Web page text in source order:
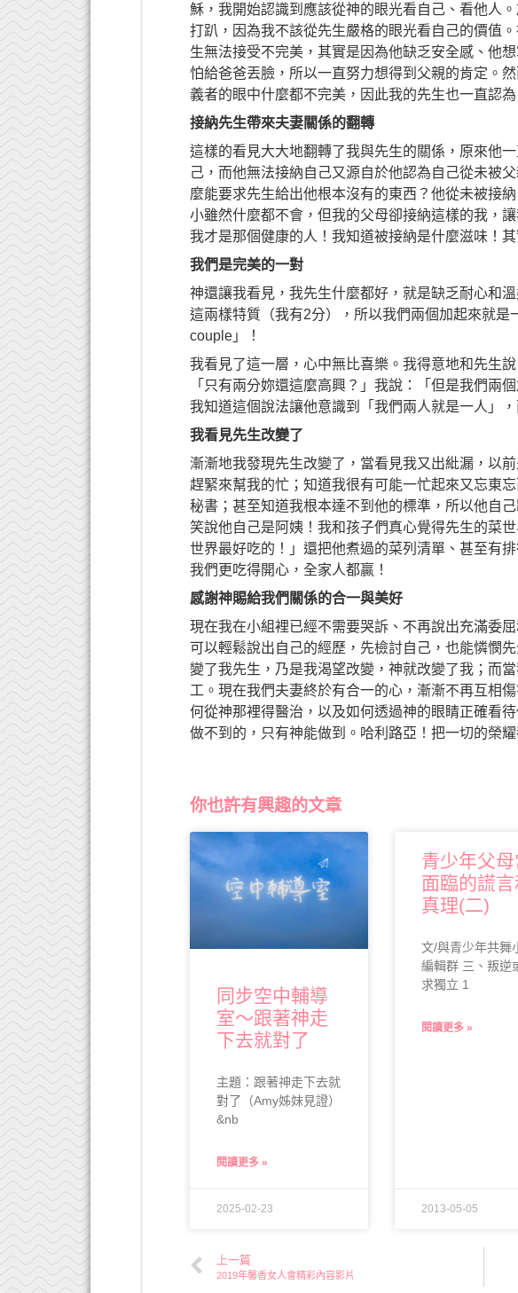
穌，我開始認識到應該從神的眼光看自己、看他人
打趴，因為我不該從先生嚴格的眼光看自己的價值
生無法接受不完美，其實是因為他缺乏安全感、他
怕給爸爸丟臉，所以一直努力想得到父親的肯定。
義者的眼中什麼都不完美，因此我的先生也一直認為
接納先生帶來夫妻關係的翻轉
這樣的看見大大地翻轉了我與先生的關係，原來他
己，而他無法接納自己又源自於他認為自己從未被
麼能要求先生給出他根本沒有的東西？他從未被接
小雖然什麼都不會，但我的父母卻接納這樣的我，
我才是那個健康的人！我知道被接納是什麼滋味！
我們是完美的一對
神還讓我看見，我先生什麼都好，就是缺乏耐心和
這兩樣特質（我有2分），所以我們兩個加起來就
couple」！
我看見了這一層，心中無比喜樂。我得意地和先生
「只有兩分妳還這麼高興？」我說：「但是我們兩
我知道這個說法讓他意識到「我們兩人就是一人」
我看見先生改變了
漸漸地我發現先生改變了，當看見我又出紕漏，以
趕緊來幫我的忙；知道我很有可能一忙起來又忘東
秘書；甚至知道我根本達不到他的標準，所以他自
笑說他自己是阿姨！我和孩子們真心覺得先生的菜
世界最好吃的！」還把他煮過的菜列清單、甚至有
我們更吃得開心，全家人都贏！
感謝神賜給我們關係的合一與美好
現在我在小組裡已經不需要哭訴、不再說出充滿委
可以輕鬆說出自己的經歷，先檢討自己，也能憐憫
變了我先生，乃是我渴望改變，神就改變了我；而
工。現在我們夫妻終於有合一的心，漸漸不再互相
何從神那裡得醫治，以及如何透過神的眼睛正確看
做不到的，只有神能做到。哈利路亞！把一切的榮耀
你也許有興趣的文章
同步空中輔導
室～跟著神走
下去就對了
主題：跟著神走下去就
對了（Amy姊妹見證）
&nb
閱讀更多 »
2025-02-23
青少年父母
面臨的謊言
真理(二)
文/與青少年共舞
編輯群 三、叛逆
求獨立 1
閱讀更多 »
2013-05-05
上一篇
2019年馨香女人會精彩內容影片